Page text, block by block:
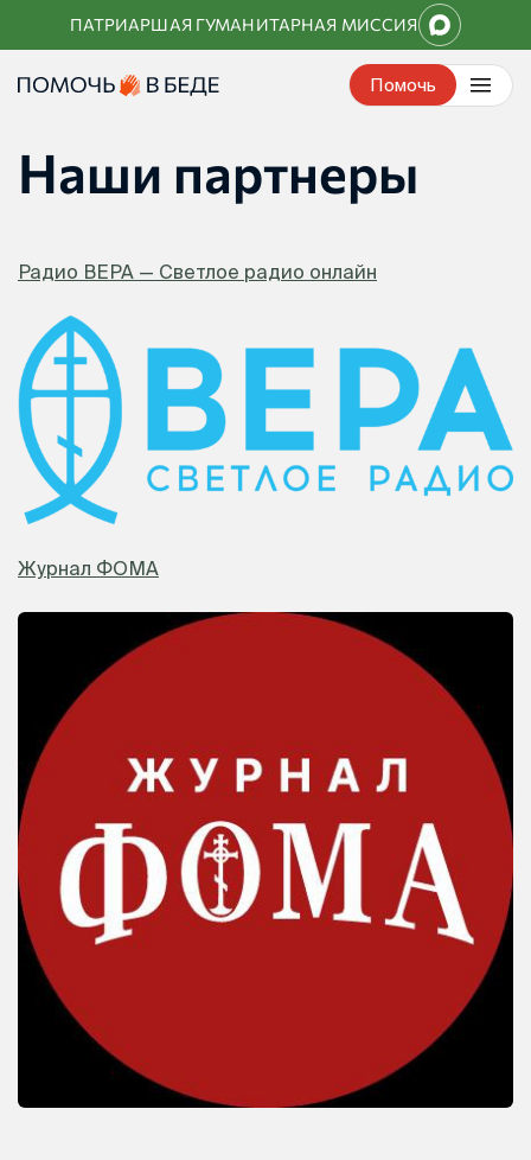
Перейти
к
контенту
ПАТРИАРШАЯ ГУМАНИТАРНАЯ МИССИЯ
Помочь
Наши партнеры
Радио ВЕРА — Светлое радио онлайн
Журнал ФОМА